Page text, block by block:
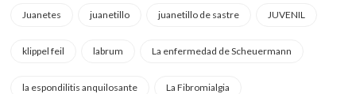
Juanetes juanetillo juanetillo de sastre JUVENIL
klippel feil labrum La enfermedad de Scheuermann
la espondilitis anquilosante La Fibromialgia